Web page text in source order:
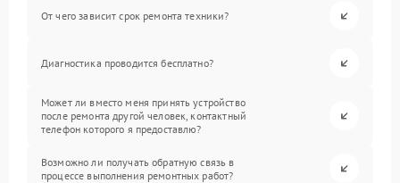
От чего зависит срок ремонта техники?
Диагностика проводится бесплатно?
Может ли вместо меня принять устройство
после ремонта другой человек, контактный
телефон которого я предоставлю?
Возможно ли получать обратную связь в
процессе выполнения ремонтных работ?